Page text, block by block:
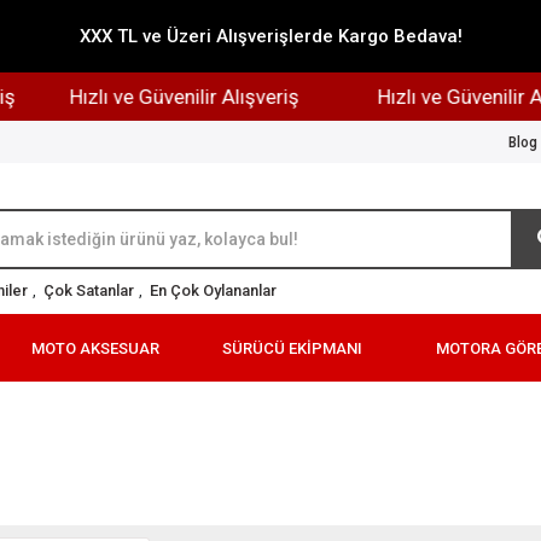
XXX TL ve Üzeri Alışverişlerde Kargo Bedava!
Hızlı ve Güvenilir Alışveriş Hızlı ve Güvenilir
Blog
, Çok Satanlar , En Çok Oylananlar
MOTO AKSESUAR SÜRÜCÜ EKİPMANI MOTORA